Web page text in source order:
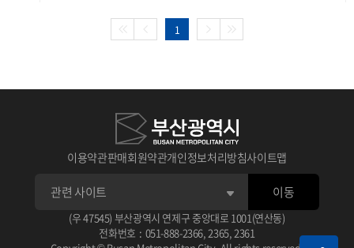
1
이용약관판매회원약관개인정보처리방침사이트맵
(우 47545) 부산광역시 연제구 중앙대로 1001(연산동)
전화번호 : 051-888-2366 2365, 2361
이동